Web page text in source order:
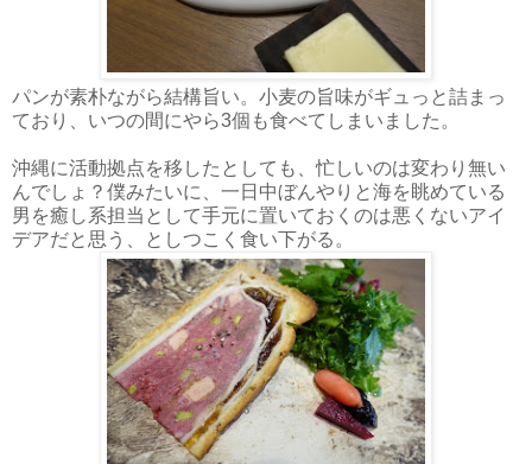
パンが素朴ながら結構旨い。小麦の旨味がギュっと詰まっ
ており、いつの間にやら3個も食べてしまいました。
沖縄に活動拠点を移したとしても、忙しいのは変わり無い
んでしょ？僕みたいに、一日中ぼんやりと海を眺めている
男を癒し系担当として手元に置いておくのは悪くないアイ
デアだと思う、としつこく食い下がる。